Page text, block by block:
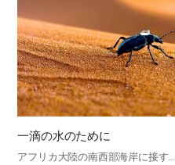
一滴の水のために
アフリカ大陸の南西部海岸に接す…